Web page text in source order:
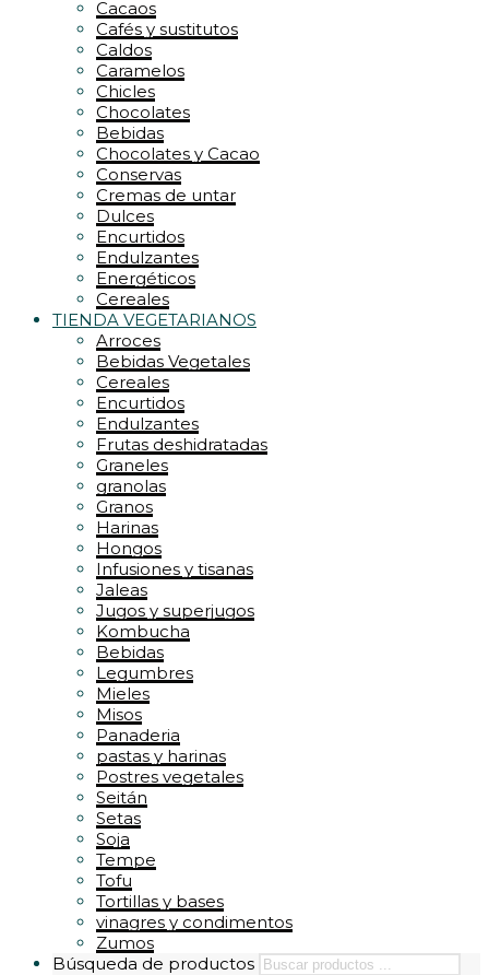
Cacaos
Cafés y sustitutos
Caldos
Caramelos
Chicles
Chocolates
Bebidas
Chocolates y Cacao
Conservas
Cremas de untar
Dulces
Encurtidos
Endulzantes
Energéticos
Cereales
TIENDA VEGETARIANOS
Arroces
Bebidas Vegetales
Cereales
Encurtidos
Endulzantes
Frutas deshidratadas
Graneles
granolas
Granos
Harinas
Hongos
Infusiones y tisanas
Jaleas
Jugos y superjugos
Kombucha
Bebidas
Legumbres
Mieles
Misos
Panaderia
pastas y harinas
Postres vegetales
Seitán
Setas
Soja
Tempe
Tofu
Tortillas y bases
vinagres y condimentos
Zumos
Búsqueda de productos